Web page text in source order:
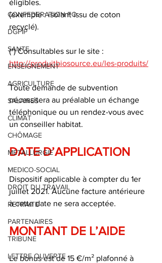
CONFEDERATION FO
DGFIP
SANTE
ENSEIGNEMENT
AGRICULTURE
SALAIRES
CLIMAT
CHÔMAGE
METALLURGIE
MEDICO-SOCIAL
DROIT DU TRAVAIL
RETRAITE
PARTENAIRES
TRIBUNE
LETTRE OUVERTE
éligibles.
(exemple : isolant issu de coton
recyclé).
(*) Consultables sur le site :
http://produitbiosource.eu/les-produits/
Toute demande de subvention
nécessitera au préalable un échange
téléphonique ou un rendez-vous avec
un conseiller habitat.
DATE D’APPLICATION
Dispositif applicable à compter du 1er
juillet 2021. Aucune facture antérieure
à cette date ne sera acceptée.
MONTANT DE L’AIDE
Le bonus est de 15 €/m² plafonné à